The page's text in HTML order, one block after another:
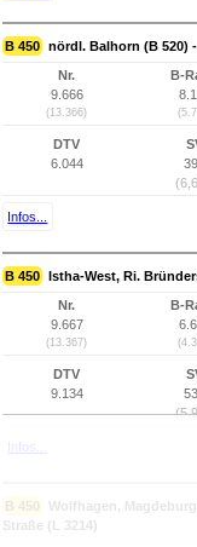
B 450 nördl. Balhorn (B 520)
Nr.
9.666
(13.366)
B-
DTV
6.044
Infos...
B 450 Istha-West, Ri.
Nr.
9.667
(13.367)
B-
DTV
9.134
Infos...
B 450
Wolfhagen,
Straße (L 3214)